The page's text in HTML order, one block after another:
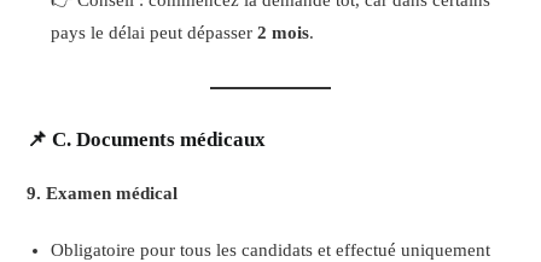
pays le délai peut dépasser2 mois.
📌 C. Documents médicaux
9. Examen médical
Obligatoire pour tous les candidats et effectué uniquement